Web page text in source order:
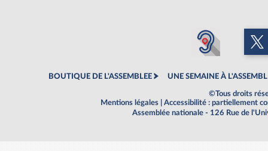
BOUTIQUE DE L'ASSEMBLEE UNE SEMAINE À
©Tous droits
Mentions légales
Accessibilité : partiellement
Assemblée nationale - 126 Rue de